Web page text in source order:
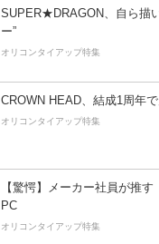
SUPER★DRAGON、自ら描
ー”
オリコンタイアップ特集
CROWN HEAD、結成1周年
オリコンタイアップ特集
【驚愕】メーカー社員が推
PC
オリコンタイアップ特集